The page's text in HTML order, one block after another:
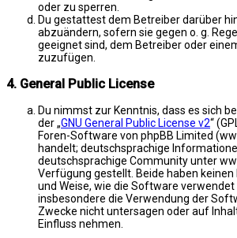
oder zu sperren.
Du gestattest dem Betreiber darüber
abzuändern, sofern sie gegen o. g.
geeignet sind, dem Betreiber oder
zuzufügen.
4. General Public License
Du nimmst zur Kenntnis, dass es sich
der „GNU General Public License v2“
Foren-Software von phpBB Limited
handelt; deutschsprachige
deutschsprachige Community unter
Verfügung gestellt. Beide haben
und Weise, wie die Software verwendet
insbesondere die Verwendung der
Zwecke nicht untersagen oder auf
Einfluss nehmen.